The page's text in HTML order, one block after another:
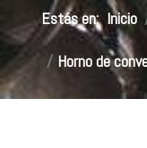
Estás aquí: Inicio
Horno de